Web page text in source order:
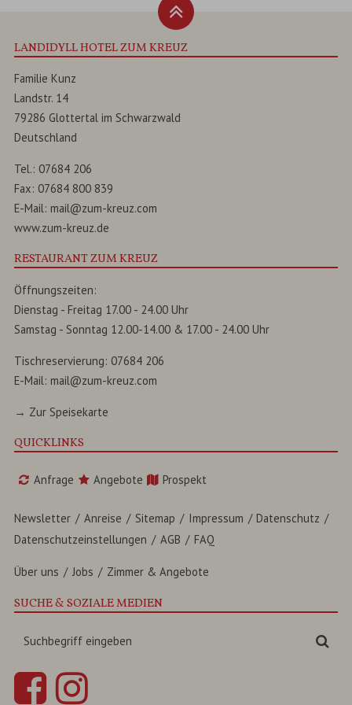
LANDIDYLL HOTEL ZUM KREUZ
Familie Kunz
Landstr. 14
79286 Glottertal imSchwarzwald
Deutschland
Tel.:07684 206
Fax:07684 800 839
E-Mail:mail@zum-kreuz.com
www.zum-kreuz.de
RESTAURANT ZUM KREUZ
Öffnungszeiten:
Dienstag - Freitag 17.00 - 24.00 Uhr
Samstag - Sonntag 12.00-14.00 & 17.00 - 24.00 Uhr
Tischreservierung:07684 206
E-Mail:mail@zum-kreuz.com
→ Zur Speisekarte
QUICKLINKS
Anfrage Angebote Prospekt
Newsletter Anreise Sitemap Impressum
Datenschutz
Datenschutzeinstellungen
AGB FAQ
Über uns Jobs Zimmer & Angebote
SUCHE & SOZIALE MEDIEN
Suchbegriff